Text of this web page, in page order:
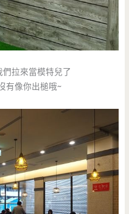
拉來當模特兒了
有像你出槌哦~